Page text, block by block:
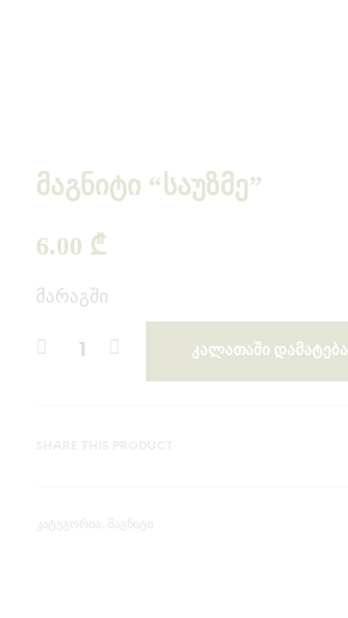
მაგნიტი “საუზმე”
6.00 ₾
მარაგში
ᲙᲐᲚᲐᲗᲐᲨᲘ ᲓᲐᲛᲐᲢᲔᲑᲐ